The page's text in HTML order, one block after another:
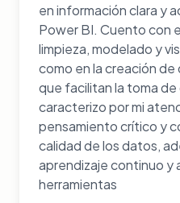
en información clara y
Power BI. Cuento con
limpieza, modelado y
como en la creación
que facilitan la toma
caracterizo por mi
pensamiento crítico y
calidad de los datos,
aprendizaje continuo y
herramientas